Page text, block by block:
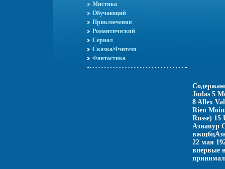
Мистика
Обучающий
Приключения
Романтический
Сериал
Сказка/Фэнтези
Фантастика
Judas 5
8 Allex
Rien
Russe)
Азнавур
22 мая
впервые
принимал